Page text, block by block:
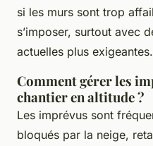
si les murs sont trop
s’imposer, surtout avec
actuelles plus exigeantes.
Comment gérer les
chantier en altitude ?
Les imprévus sont
bloqués par la neige,